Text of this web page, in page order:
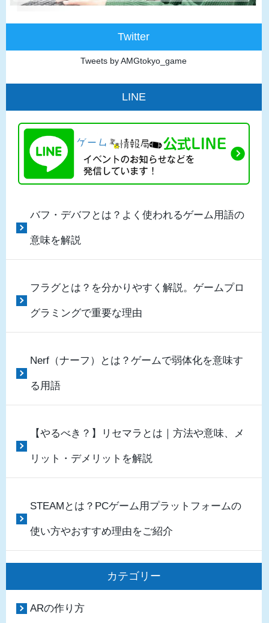
Twitter
Tweets by AMGtokyo_game
LINE
バフ・デバフとは？よく使われるゲーム用語の
意味を解説
フラグとは？を分かりやすく解説。ゲームプロ
グラミングで重要な理由
Nerf（ナーフ）とは？ゲームで弱体化を意味す
る用語
【やるべき？】リセマラとは｜方法や意味、メ
リット・デメリットを解説
STEAMとは？PCゲーム用プラットフォームの
使い方やおすすめ理由をご紹介
カテゴリー
ARの作り方